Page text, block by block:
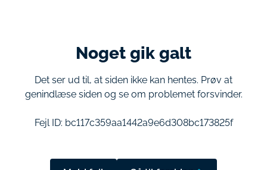
Noget gik galt
Det ser ud til, at siden ikke kan hentes. Prøv at
genindlæse siden og se om problemet forsvinder.
Fejl ID: bc117c359aa1442a9e6d308bc173825f